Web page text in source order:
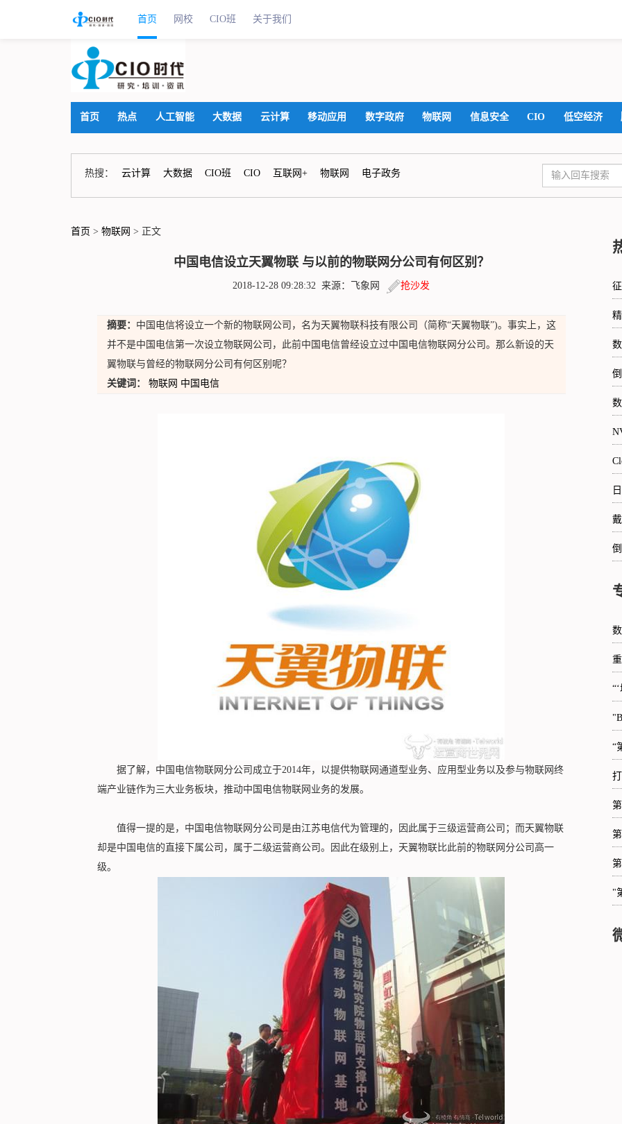
首页 网校 CIO班 关于我们
首页 热点 人工智能 大数据 云计算 移动应用 数字政府 物联网 信息安全 CIO 低空经济
热搜： 云计算 大数据 CIO班 CIO 互联网+ 物联网 电子政务
首页 > 物联网 > 正文
中国电信设立天翼物联 与以前的物联网分公司有何区别？
2018-12-28 09:28:32 来源：飞象网 抢沙发
摘要： 中国电信将设立一个新的物联网公司，名为天翼物联科技有限公司（简称“天翼物联”)。事实上，这
并不是中国电信第一次设立物联网公司，此前中国电信曾经设立过中国电信物联网分公司。那么新设的天
翼物联与曾经的物联网分公司有何区别呢？
关键词：
物联网 中国电信
据了解，中国电信物联网分公司成立于2014年，以提供物联网通道型业务、应用型业务以及参与物联网终
端产业链作为三大业务板块，推动中国电信物联网业务的发展。
值得一提的是，中国电信物联网分公司是由江苏电信代为管理的，因此属于三级运营商公司；而天翼物联
却是中国电信的直接下属公司，属于二级运营商公司。因此在级别上，天翼物联比此前的物联网分公司高一
级。
“
"